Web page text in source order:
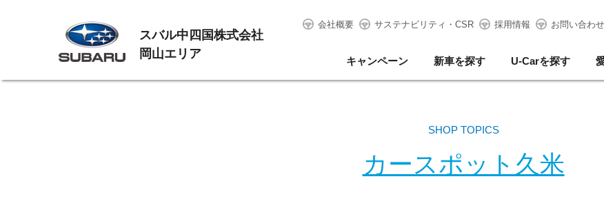
スバル中四国株式会社
岡山エリア
会社概要 サステナビリティ・CSR 採用情報 お問い合わせ
キャンペーン 新車を探す U-Carを探す
SHOP TOPICS
カースポット久米